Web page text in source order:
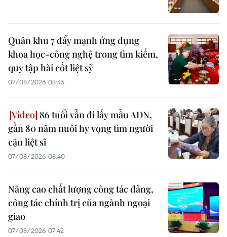
Quân khu 7 đẩy mạnh ứng dụng
khoa học-công nghệ trong tìm kiếm,
quy tập hài cốt liệt sỹ
07/08/2026 08:45
86 tuổi vẫn đi lấy mẫu ADN,
gần 80 năm nuôi hy vọng tìm người
cậu liệt sĩ
07/08/2026 08:40
Nâng cao chất lượng công tác đảng,
công tác chính trị của ngành ngoại
giao
07/08/2026 07:42